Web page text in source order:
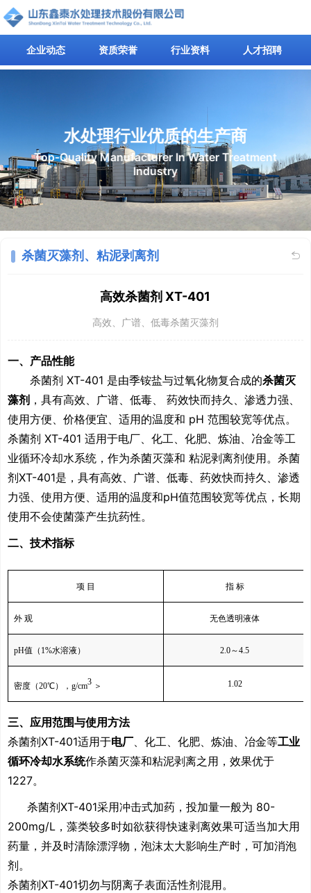
企业动态 资质荣誉 行业资料 人才招聘
水处理行业优质的生产商
Top-Quality Manufacturer In Water Treatment
Industry
杀菌灭藻剂、粘泥剥离剂 
高效杀菌剂 XT-401
高效、广谱、低毒杀菌灭藻剂
一、 产品性能
杀菌剂 XT-401 是由季铵盐与过氧化物复合成的杀菌灭
藻剂 ，具有高效、广谱、低毒、 药效快而持久、渗透力强、
使用方便、价格便宜、适用的温度和 pH 范围较宽等优点。
杀菌剂 XT-401 适用于电厂、化工、化肥、炼油、冶金等工
业循环冷却水系统，作为杀菌灭藻和 粘泥剥离剂使用。杀菌
剂XT-401是，具有高效、广谱、低毒、药效快而持久、渗透
力强、使用方便、适用的温度和pH值范围较宽等优点，长期
使用不会使菌藻产生抗药性。
二、技术指标
项 目 指 标
外 观 无色透明液体
pH值（ 1%水溶液） 2.0～4.5
密度（20℃）， g/cm3 ＞ 1.02
三、应用范围与使用方法
杀菌剂XT-401适用于电厂、化工、化肥、炼油、冶金等工业
循环冷却水系统作杀菌灭藻和粘泥剥离之用，效果优于
1227。
杀菌剂XT-401采用冲击式加药，投加量一般为 80-
200mg/L ，藻类较多时如欲获得快速剥离效果可适当加大用
药量，并及时清除漂浮物，泡沫太大影响生产时，可加消泡
剂。
杀菌剂XT-401切勿与阴离子表面活性剂混用。